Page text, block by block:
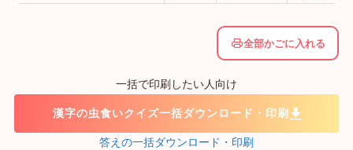
全部かごに入れる
一括で印刷したい人向け
漢字の虫食いクイズ一括ダウンロード・印刷
答えの一括ダウンロード・印刷